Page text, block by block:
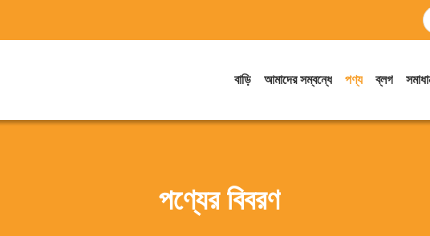
বাড়ি আমাদের সম্বন্ধে পণ্য ব্লগ
পণ্যের বিবরণ